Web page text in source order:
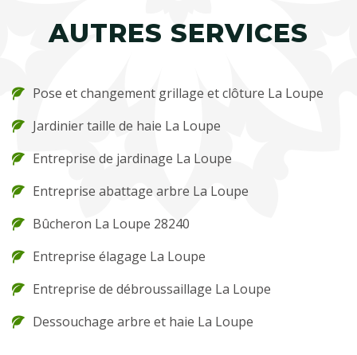
AUTRES SERVICES
Pose et changement grillage et clôture La Loupe
Jardinier taille de haie La Loupe
Entreprise de jardinage La Loupe
Entreprise abattage arbre La Loupe
Bûcheron La Loupe 28240
Entreprise élagage La Loupe
Entreprise de débroussaillage La Loupe
Dessouchage arbre et haie La Loupe